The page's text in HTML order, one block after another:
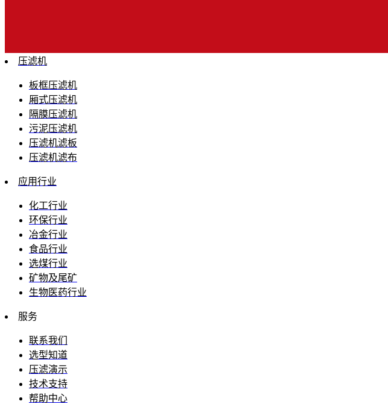
压滤机
板框压滤机
厢式压滤机
隔膜压滤机
污泥压滤机
压滤机滤板
压滤机滤布
应用行业
化工行业
环保行业
冶金行业
食品行业
选煤行业
矿物及尾矿
生物医药行业
服务
联系我们
选型知道
压滤演示
技术支持
帮助中心